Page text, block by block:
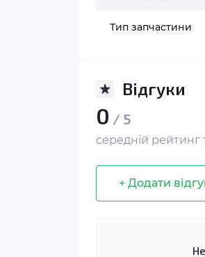
Тип запчастини
Відгуки
0 / 5
середній рейтинг
+ Додати